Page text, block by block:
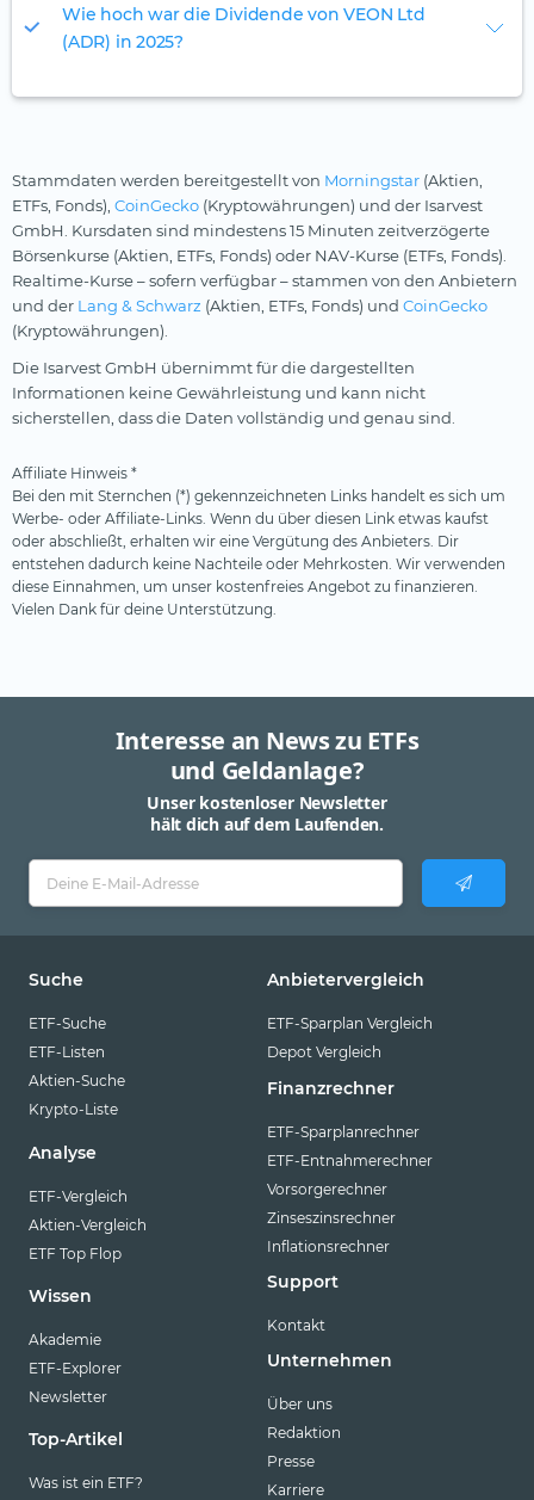
Wie hoch war die Dividende von VEON Ltd
(ADR) in 2025?
Stammdaten werden bereitgestellt von Morningstar (Aktien,
ETFs, Fonds), CoinGecko (Kryptowährungen) und der Isarvest
GmbH. Kursdaten sind mindestens 15 Minuten zeitverzögerte
Börsenkurse (Aktien, ETFs, Fonds) oder NAV-Kurse (ETFs, Fonds).
Realtime-Kurse – sofern verfügbar – stammen von den Anbietern
und der Lang & Schwarz (Aktien, ETFs, Fonds) und CoinGecko
(Kryptowährungen).
Die Isarvest GmbH übernimmt für die dargestellten
Informationen keine Gewährleistung und kann nicht
sicherstellen, dass die Daten vollständig und genau sind.
Affiliate Hinweis *
Bei den mit Sternchen (*) gekennzeichneten Links handelt es sich um
Werbe- oder Affiliate-Links. Wenn du über diesen Link etwas kaufst
oder abschließt, erhalten wir eine Vergütung des Anbieters. Dir
entstehen dadurch keine Nachteile oder Mehrkosten. Wir verwenden
diese Einnahmen, um unser kostenfreies Angebot zu finanzieren.
Vielen Dank für deine Unterstützung.
Interesse an News zu ETFs
und Geldanlage?
Unser kostenloser Newsletter
hält dich auf dem Laufenden.
Suche
ETF-Suche
ETF-Listen
Aktien-Suche
Krypto-Liste
Analyse
ETF-Vergleich
Aktien-Vergleich
ETF Top Flop
Wissen
Akademie
ETF-Explorer
Newsletter
Top-Artikel
Was ist ein ETF?
Anbietervergleich
ETF-Sparplan Vergleich
Depot Vergleich
Finanzrechner
ETF-Sparplanrechner
ETF-Entnahmerechner
Vorsorgerechner
Zinseszinsrechner
Inflationsrechner
Support
Kontakt
Unternehmen
Über uns
Redaktion
Presse
Karriere